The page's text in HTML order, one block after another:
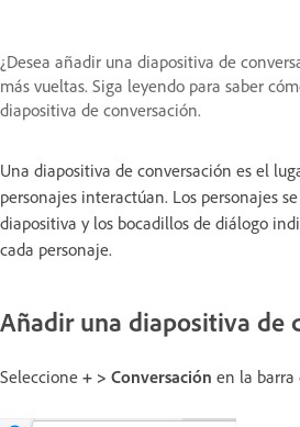
¿Desea añadir una diapositiva de
más vueltas. Siga leyendo para saber
diapositiva de conversación.
Una diapositiva de conversación es el
personajes interactúan. Los personajes
diapositiva y los bocadillos de diálogo
cada personaje.
Añadir una diapositiva de
Seleccione + > Conversación en la barra